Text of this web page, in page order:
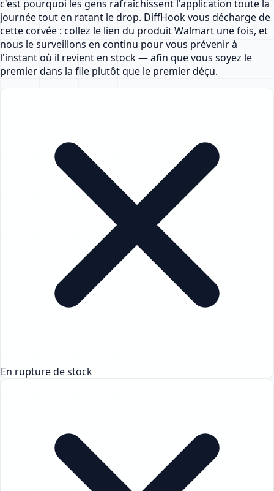
c'est pourquoi les gens rafraîchissent l'application toute la
journée tout en ratant le drop. DiffHook vous décharge de
cette corvée : collez le lien du produit Walmart une fois, et
nous le surveillons en continu pour vous prévenir à
l'instant où il revient en stock — afin que vous soyez le
premier dans la file plutôt que le premier déçu.
En rupture de stock